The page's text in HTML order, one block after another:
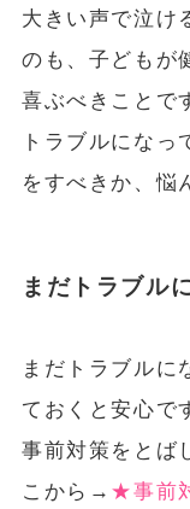
大きい声で泣け
のも、子どもが
喜ぶべきことで
トラブルになっ
をすべきか、悩
まだトラブル
まだトラブルに
ておくと安心で
事前対策をとば
こから→ ★事前